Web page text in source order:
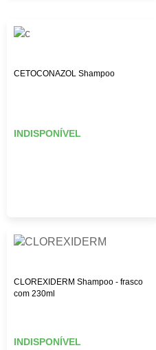
CETOCONAZOL Shampoo
INDISPONÍVEL
CLOREXIDERM Shampoo - frasco
com 230ml
INDISPONÍVEL